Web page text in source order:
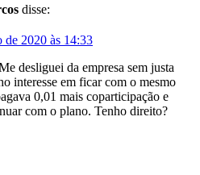
disse:
de 2020 às 14:33
desliguei da empresa sem justa
interesse em ficar com o mesmo
0,01 mais coparticipação e
com o plano. Tenho direito?